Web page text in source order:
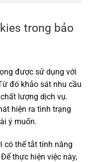
trong bảo
được sử dụng với
đó khảo sát nhu cầu
lượng dịch vụ.
hiện ra tình trạng
ý muốn.
có thể tắt tính năng
thực hiện việc này,